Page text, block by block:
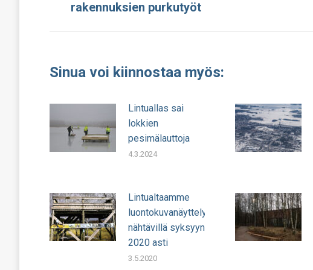
julkaisu:
rakennuksien purkutyöt
Sinua voi kiinnostaa myös:
Lintuallas sai
lokkien
pesimälauttoja
4.3.2024
Lintualtaamme
luontokuvanäyttely
nähtävillä syksyyn
2020 asti
3.5.2020